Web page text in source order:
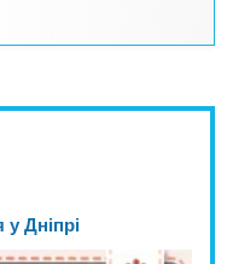
Дніпрі